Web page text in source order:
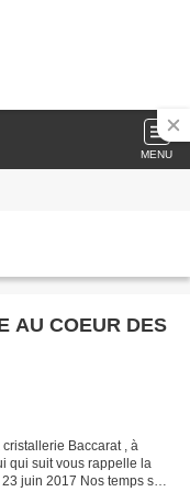
MENU
AU COEUR DES
Baccarat , à
qui suit vous rappelle la
juin 2017 Nos temps sont